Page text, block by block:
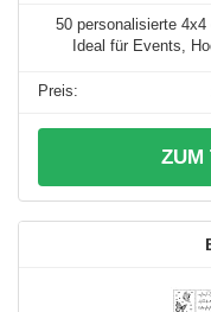
50 personalisierte
Ideal für Events,
ZUM